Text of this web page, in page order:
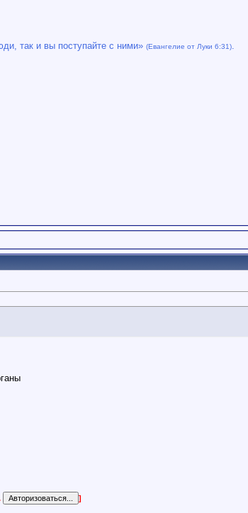
так и вы поступайте с ними» (Евангелие от Луки 6:31).
]